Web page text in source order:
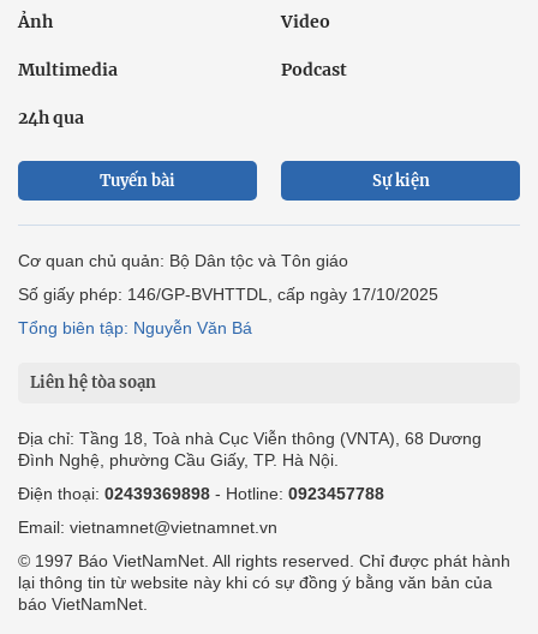
Ảnh Video
Multimedia Podcast
24h qua
Tuyến bài Sự kiện
Cơ quan chủ quản: Bộ Dân tộc và Tôn giáo
Số giấy phép: 146/GP-BVHTTDL, cấp ngày 17/10/2025
Tổng biên tập: Nguyễn Văn Bá
Liên hệ tòa soạn
Địa chỉ: Tầng 18, Toà nhà Cục Viễn thông (VNTA), 68 Dương
Đình Nghệ, phường Cầu Giấy, TP. Hà Nội.
Điện thoại: 02439369898 - Hotline: 0923457788
Email: vietnamnet@vietnamnet.vn
© 1997 Báo VietNamNet. All rights reserved. Chỉ được phát hành
lại thông tin từ website này khi có sự đồng ý bằng văn bản của
báo VietNamNet.